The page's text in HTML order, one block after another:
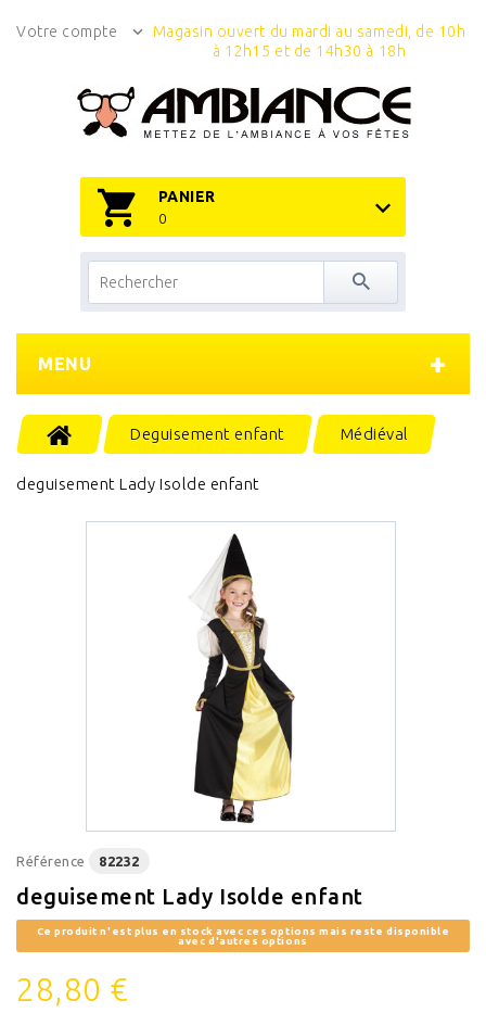
Votre compte
Magasin ouvert du mardi au samedi, de 10h
à 12h15 et de 14h30 à 18h
PANIER
0
MENU
Deguisement enfant Médiéval
deguisement Lady Isolde enfant
Référence 82232
deguisement Lady Isolde enfant
Ce produit n'est plus en stock avec ces options mais reste disponible
avec d'autres options
28,80 €